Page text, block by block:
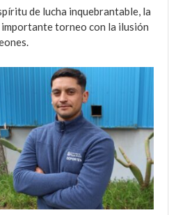
de lucha inquebrantable, la
torneo con la ilusión